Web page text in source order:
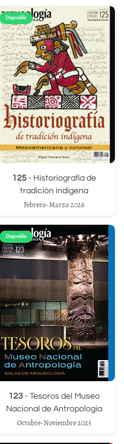
Disponible
125- Historiografía de
tradición indígena
Febrero-Marzo 2026
Disponible
123- Tesoros del Museo
Nacional de Antropología
Octubre-Noviembre 2025